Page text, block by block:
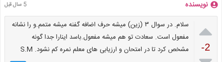
نویسنده 5 سال قبل

-2
سلام. در سوال ۳ (زین) میشه حرف اضافه گفنه میشه متمم.و را نشانه
مفعول است. سعادت تو هم میشه مفعول.باسد اینارا جدا گونه
مشخص کرد تا در امتحان و ارزیابی های معلم نمره کم نشود. S.M